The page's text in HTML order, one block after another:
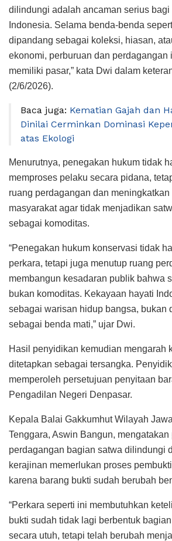
dilindungi adalah ancaman serius bagi
Indonesia. Selama benda-benda
dipandang sebagai koleksi, hiasan,
ekonomi, perburuan dan perdagangan
memiliki pasar,” kata Dwi dalam
(2/6/2026).
Baca juga: Kematian Gajah dan
Dinilai Cerminkan Dominasi
atas Ekologi
Menurutnya, penegakan hukum tidak
memproses pelaku secara pidana,
ruang perdagangan dan meningkatkan
masyarakat agar tidak menjadikan
sebagai komoditas.
“Penegakan hukum konservasi tidak
perkara, tetapi juga menutup ruang
membangun kesadaran publik bahwa
bukan komoditas. Kekayaan hayati
sebagai warisan hidup bangsa, bukan
sebagai benda mati,” ujar Dwi.
Hasil penyidikan kemudian mengarah
ditetapkan sebagai tersangka.
memperoleh persetujuan penyitaan
Pengadilan Negeri Denpasar.
Kepala Balai Gakkumhut Wilayah
Tenggara, Aswin Bangun, mengatakan
perdagangan bagian satwa dilindungi
kerajinan memerlukan proses
karena barang bukti sudah berubah
“Perkara seperti ini membutuhkan
bukti sudah tidak lagi berbentuk
secara utuh, tetapi telah berubah